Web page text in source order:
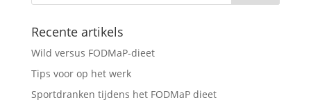
Recente artikels
Wild versus FODMaP-dieet
Tips voor op het werk
Sportdranken tijdens het FODMaP dieet